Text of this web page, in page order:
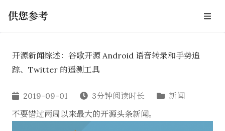
供您参考
开源新闻综述：谷歌开源 Android 语音转录和手势追
踪、Twitter 的遥测工具
2019-09-01 3分钟阅读时长
新闻
不要错过两周以来最大的开源头条新闻。